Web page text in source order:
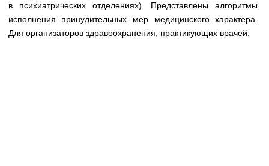
Нормы лабораторных и инструментальных
исследований
в психиатрических отделениях). Представлены алгоритмы
исполнения принудительных мер медицинского характера.
Для организаторов здравоохранения, практикующих врачей.